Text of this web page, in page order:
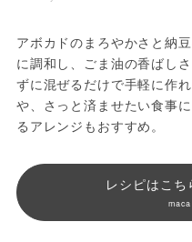
アボカドのまろやかさと納
に調和し、ごま油の香ばし
ずに混ぜるだけで手軽に作
や、さっと済ませたい食事
るアレンジもおすすめ。
レシピはこ